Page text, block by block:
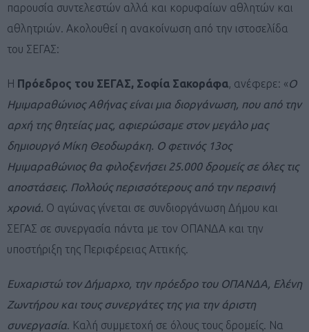
παρουσία συντελεστών αλλά και κορυφαίων αθλητών και
αθλητριών. Ακολουθεί η ανακοίνωση από την ιστοσελίδα
του ΣΕΓΑΣ:
Η Πρόεδρος του ΣΕΓΑΣ, Σοφία Σακοράφα, ανέφερε: «Ο
Ημιμαραθώνιος Αθήνας είναι μια διοργάνωση, που από την
αρχή της θητείας μας, αφιερώσαμε στον μεγάλο μας
δημιουργό Μίκη Θεοδωράκη. Ο φετινός 13ος
Ημιμαραθώνιος θα φιλοξενήσει 25.000 δρομείς σε όλες τις
αποστάσεις. Πολλούς περισσότερους από την περσινή
χρονιά. Ο αγώνας γίνεται σε συνδιοργάνωση Δήμου και
ΣΕΓΑΣ σε συνεργασία πάντα με τον ΟΠΑΝΔΑ και την
υποστήριξη της Περιφέρειας Αττικής.
Ευχαριστώ τον Δήμαρχο, την πρόεδρο του ΟΠΑΝΔΑ, Ελένη
Ζωντήρου και τους συνεργάτες της για την άριστη
συνεργασία. Καλή συμμετοχή σε όλους τους δρομείς. Να